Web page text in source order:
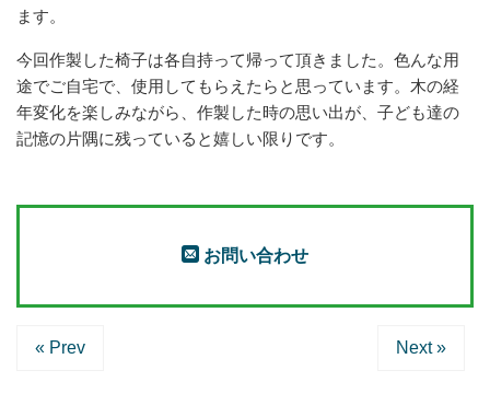
ます。
今回作製した椅子は各自持って帰って頂きました。色んな用
途でご自宅で、使用してもらえたらと思っています。木の経
年変化を楽しみながら、作製した時の思い出が、子ども達の
記憶の片隅に残っていると嬉しい限りです。
お問い合わせ
« Prev Next »